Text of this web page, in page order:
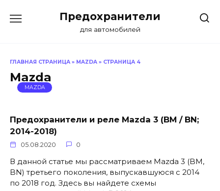
Предохранители
для автомобилей
ГЛАВНАЯ СТРАНИЦА » MAZDA » СТРАНИЦА 4
Mazda
MAZDA
Предохранители и реле Mazda 3 (BM / BN;
2014-2018)
05.08.2020 0
В данной статье мы рассматриваем Mazda 3 (BM,
BN) третьего поколения, выпускавшуюся с 2014
по 2018 год. Здесь вы найдете схемы